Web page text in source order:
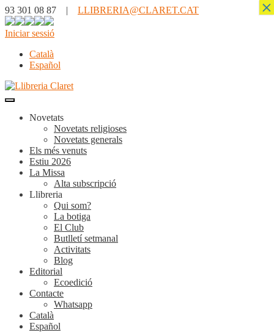
93 301 08 87 | LLIBRERIA@CLARET.CAT
Iniciar sessió
Català
Español
Novetats
Novetats religioses
Novetats generals
Els més venuts
Estiu 2026
La Missa
Alta subscripció
Llibreria
Qui som?
La botiga
El Club
Butlletí setmanal
Activitats
Blog
Editorial
Ecoedició
Contacte
Whatsapp
Català
Español
×